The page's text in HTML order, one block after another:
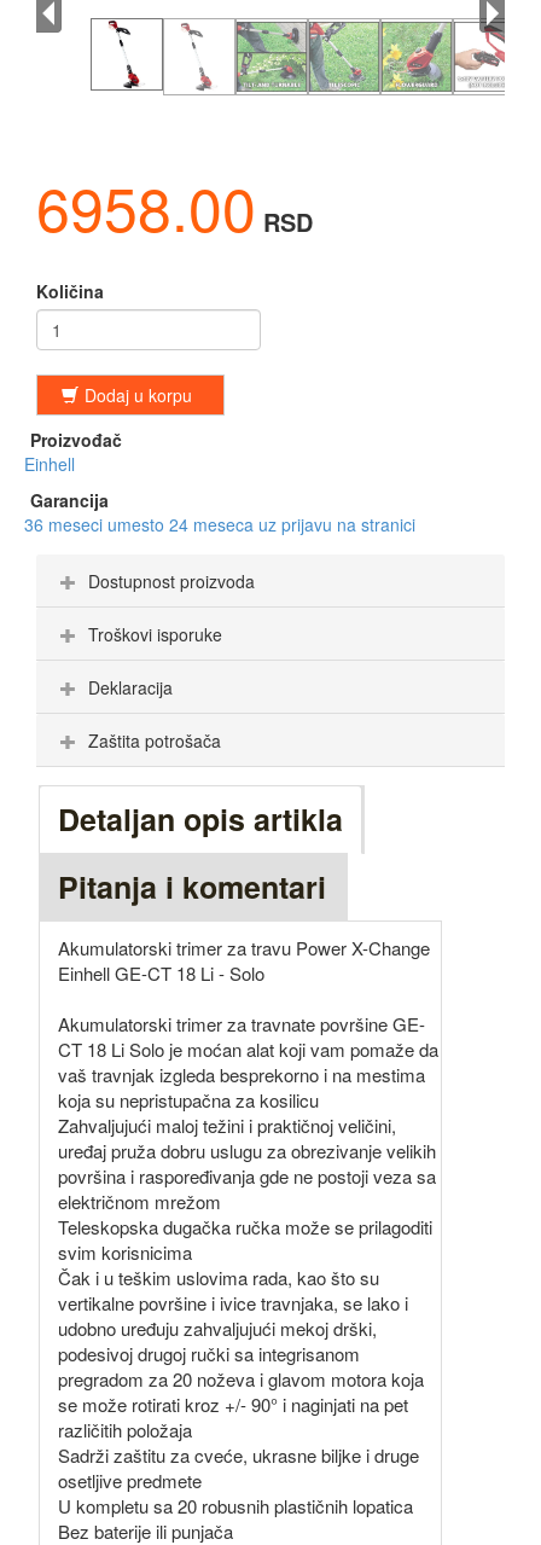
6958.00 RSD
Količina
Dodaj u korpu
Proizvođač
Einhell
Garancija
36 meseci umesto 24 meseca uz prijavu na stranici
Dostupnost proizvoda
Troškovi isporuke
Deklaracija
Zaštita potrošača
Detaljan opis artikla
Pitanja i komentari
Akumulatorski trimer za travu Power X-Change
Einhell GE-CT 18 Li - Solo
Akumulatorski trimer za travnate površine GE-
CT 18 Li Solo je moćan alat koji vam pomaže da
vaš travnjak izgleda besprekorno i na mestima
koja su nepristupačna za kosilicu
Zahvaljujući maloj težini i praktičnoj veličini,
uređaj pruža dobru uslugu za obrezivanje velikih
površina i raspoređivanja gde ne postoji veza sa
električnom mrežom
Teleskopska dugačka ručka može se prilagoditi
svim korisnicima
Čak i u teškim uslovima rada, kao što su
vertikalne površine i ivice travnjaka, se lako i
udobno uređuju zahvaljujući mekoj drški,
podesivoj drugoj ručki sa integrisanom
pregradom za 20 noževa i glavom motora koja
se može rotirati kroz +/- 90° i naginjati na pet
različitih položaja
Sadrži zaštitu za cveće, ukrasne biljke i druge
osetljive predmete
U kompletu sa 20 robusnih plastičnih lopatica
Bez baterije ili punjača